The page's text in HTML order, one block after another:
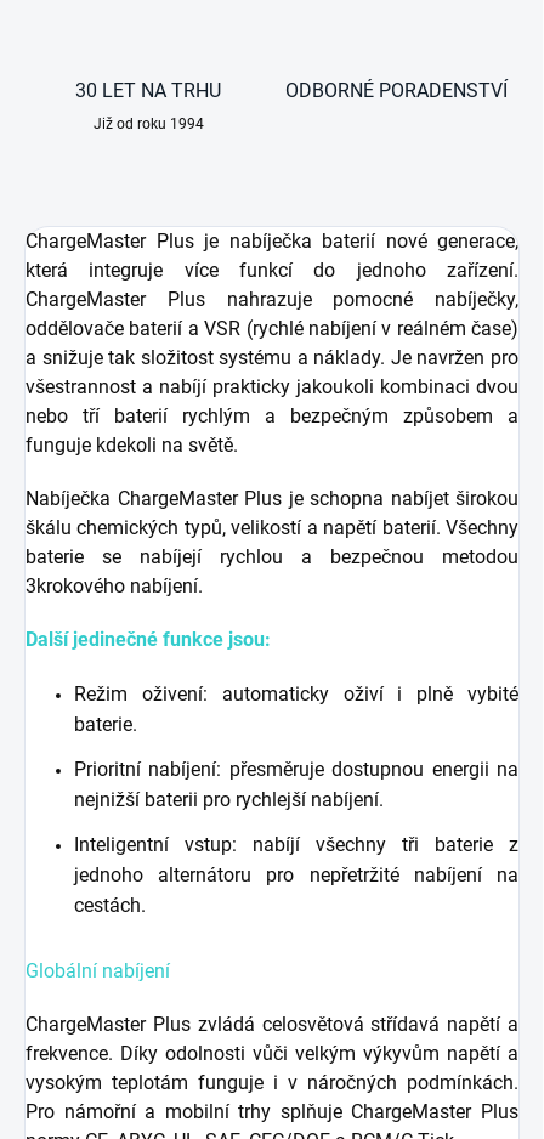
30 LET NA TRHU
Již od roku 1994
ODBORNÉ PORADENSTVÍ
ChargeMaster Plus je nabíječka baterií nové generace,
která integruje více funkcí do jednoho zařízení.
ChargeMaster Plus nahrazuje pomocné nabíječky,
oddělovače baterií a VSR (rychlé nabíjení v reálném čase)
a snižuje tak složitost systému a náklady. Je navržen pro
všestrannost a nabíjí prakticky jakoukoli kombinaci dvou
nebo tří baterií rychlým a bezpečným způsobem a
funguje kdekoli na světě.
Nabíječka ChargeMaster Plus je schopna nabíjet širokou
škálu chemických typů, velikostí a napětí baterií. Všechny
baterie se nabíjejí rychlou a bezpečnou metodou
3krokového nabíjení.
Další jedinečné funkce jsou:
Režim oživení: automaticky oživí i plně vybité
baterie.
Prioritní nabíjení: přesměruje dostupnou energii na
nejnižší baterii pro rychlejší nabíjení.
Inteligentní vstup: nabíjí všechny tři baterie z
jednoho alternátoru pro nepřetržité nabíjení na
cestách.
Globální nabíjení
ChargeMaster Plus zvládá celosvětová střídavá napětí a
frekvence. Díky odolnosti vůči velkým výkyvům napětí a
vysokým teplotám funguje i v náročných podmínkách.
Pro námořní a mobilní trhy splňuje ChargeMaster Plus